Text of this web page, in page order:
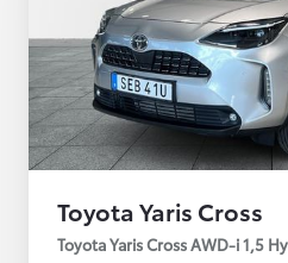
Toyota Yaris Cross
Toyota Yaris Cross AWD-i 1,5